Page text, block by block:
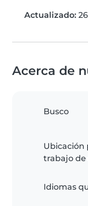
Actualizado:
Acerca de
Busco
Ubicación
trabajo
Idiomas